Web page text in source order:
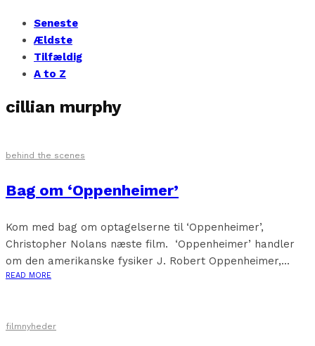
Seneste
Ældste
Tilfældig
A to Z
cillian murphy
behind the scenes
Bag om ‘Oppenheimer’
Kom med bag om optagelserne til ‘Oppenheimer’,
Christopher Nolans næste film. ‘Oppenheimer’ handler
om den amerikanske fysiker J. Robert Oppenheimer,...
READ MORE
filmnyheder